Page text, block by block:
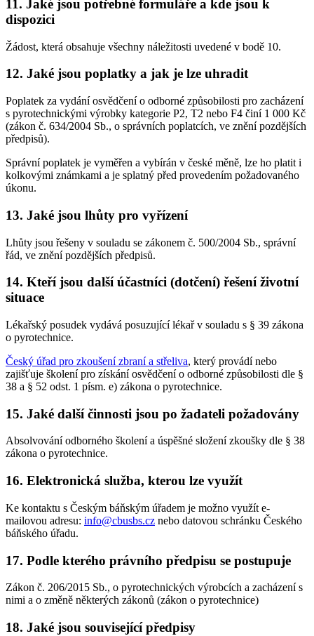
11. Jaké jsou potřebné formuláře a kde jsou k
dispozici
Žádost, která obsahuje všechny náležitosti uvedené v bodě 10.
12. Jaké jsou poplatky a jak je lze uhradit
Poplatek za vydání osvědčení o odborné způsobilosti pro zacházení
s pyrotechnickými výrobky kategorie P2, T2 nebo F4 činí 1 000 Kč
(zákon č. 634/2004 Sb., o správních poplatcích, ve znění pozdějších
předpisů).
Správní poplatek je vyměřen a vybírán v české měně, lze ho platit i
kolkovými známkami a je splatný před provedením požadovaného
úkonu.
13. Jaké jsou lhůty pro vyřízení
Lhůty jsou řešeny v souladu se zákonem č. 500/2004 Sb., správní
řád, ve znění pozdějších předpisů.
14. Kteří jsou další účastníci (dotčení) řešení životní
situace
Lékařský posudek vydává posuzující lékař v souladu s § 39 zákona
o pyrotechnice.
Český úřad pro zkoušení zbraní a střeliva, který provádí nebo
zajišťuje školení pro získání osvědčení o odborné způsobilosti dle §
38 a § 52 odst. 1 písm. e) zákona o pyrotechnice.
15. Jaké další činnosti jsou po žadateli požadovány
Absolvování odborného školení a úspěšné složení zkoušky dle § 38
zákona o pyrotechnice.
16. Elektronická služba, kterou lze využít
Ke kontaktu s Českým báňským úřadem je možno využít e-
mailovou adresu: info@cbusbs.cz nebo datovou schránku Českého
báňského úřadu.
17. Podle kterého právního předpisu se postupuje
Zákon č. 206/2015 Sb., o pyrotechnických výrobcích a zacházení s
nimi a o změně některých zákonů (zákon o pyrotechnice)
18. Jaké jsou související předpisy